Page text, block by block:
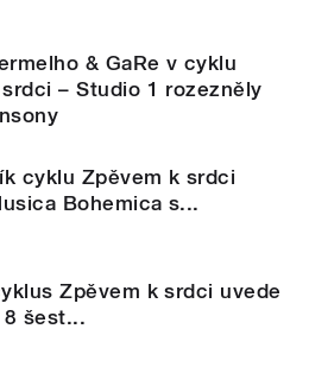
& GaRe v cyklu
– Studio 1 rozezněly
cyklu Zpěvem k srdci
Bohemica s...
Zpěvem k srdci uvede
šest...